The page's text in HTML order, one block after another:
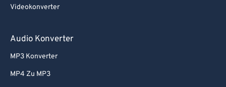
Videokonverter
Audio Konverter
MP3 Konverter
MP4 Zu MP3